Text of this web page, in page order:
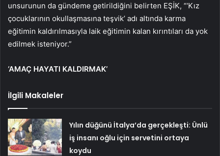
unsurunun da gündeme getirildiğini belirten EŞİK, “‘Kız
çocuklarının okullaşmasına teşvik’ adı altında karma
eğitimin kaldırılmasıyla laik eğitimin kalan kırıntıları da yok
edilmek isteniyor.”
‘AMAÇ HAYATI KALDIRMAK’
İlgili Makaleler
Yılın düğünü İtalya’da gerçekleşti: Ünlü
iş insanı oğlu için servetini ortaya
koydu